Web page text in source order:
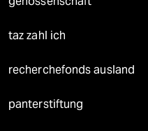
taz zahl ich
recherchefonds ausland
panterstiftung